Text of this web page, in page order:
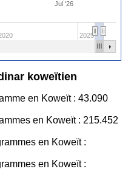
Jul '26
2025
koweïtien
en Koweït : 43.090
en Koweït : 215.452
en Koweït :
en Koweït :